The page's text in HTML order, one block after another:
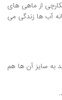
از ماهی های
آب ها زندگی می
به سایز آن ها هم